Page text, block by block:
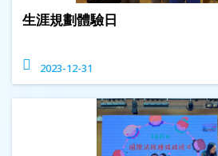
生涯規劃體驗日
2023-12-31